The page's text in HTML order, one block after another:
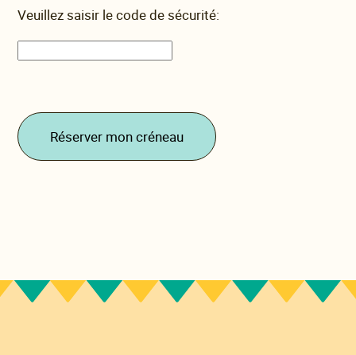
Veuillez saisir le code de sécurité:
Réserver mon créneau